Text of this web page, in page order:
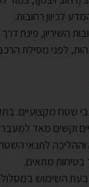
לכיוון רחובות.
השיריון, פינת
לפני מסילת
שטח מקצועיים.
וקשים מאד למעבר.
לתנאי השטח
בטיחות מתאים.
השימוש